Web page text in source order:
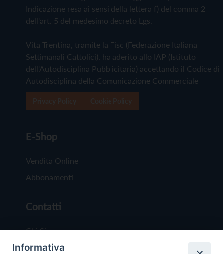
Indicazione resa ai sensi della lettera f) del comma 2
dell'art. 5 del medesimo decreto Lgs.
Vita Trentina, tramite la Fisc (Federazione Italiana
Settimanali Cattolici), ha aderito allo IAP (Istituto
dell'Autodisciplina Pubblicitaria) accettando il Codice di
Autodisciplina della Comunicazione Commerciale
E-Shop
Vendita Online
Abbonamenti
Contatti
Chi Siamo
Redazione
Informativa